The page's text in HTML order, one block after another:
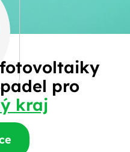
fotovoltaiky
pro
kraj